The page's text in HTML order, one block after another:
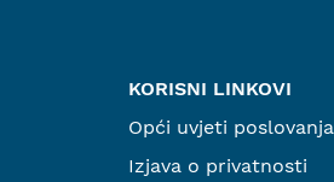
KORISNI LINKOVI
Opći uvjeti poslovanja
Izjava o privatnosti